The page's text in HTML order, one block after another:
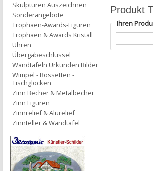
Produkt
Ihren
Skulpturen Auszeichnen
Sonderangebote
Trophäen-Awards-Figuren
Trophäen & Awards Kristall
Uhren
Übergabeschlüssel
Wandtafeln Urkunden Bilder
Wimpel - Rossetten -
Tischglocken
Zinn Becher & Metalbecher
Zinn Figuren
Zinnrelief & Alurelief
Zinnteller & Wandtafel